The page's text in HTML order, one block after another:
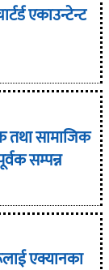
एकाउन्टेन्ट
तथा सामाजिक
सम्पन्न
एक्यानका